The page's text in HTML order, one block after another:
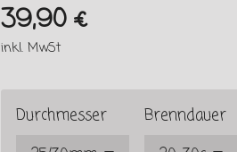
39,90 €
inkl. MwSt
Durchmesser Brenndauer